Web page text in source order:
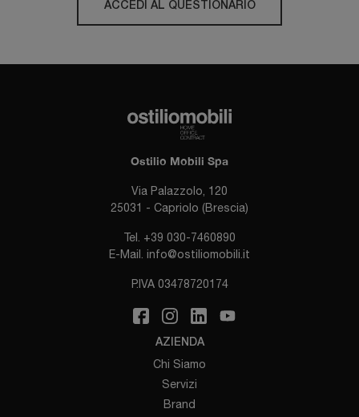
ACCEDI AL QUESTIONARIO
Ostilio Mobili Spa
Via Palazzolo, 120
25031 - Capriolo (Brescia)
Tel. +39 030-7460890
E-Mail. info@ostiliomobili.it
P.IVA 03478720174
AZIENDA
Chi Siamo
Servizi
Brand